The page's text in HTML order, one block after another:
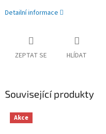
Detailní informace
ZEPTAT SE HLÍDAT
Související produkty
Akce